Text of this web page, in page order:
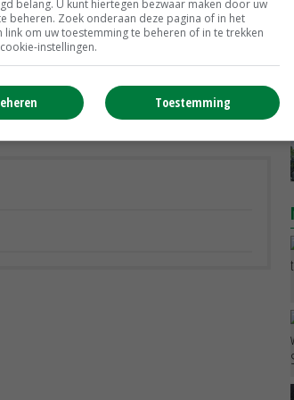
de dieren in kleine groepen worden
terwijl het gebruik van individuele
van het laatste wetenschappelijke
bieden
dierenwelzijn in de Europese Unie.
belang. U kunt hiertegen bezwaar maken door uw
beheren. Zoek onderaan deze pagina of in het
link om uw toestemming te beheren of in te trekken
instellingen.
Toestemming